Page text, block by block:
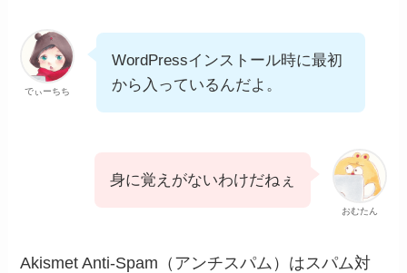
でぃーちち
WordPressインストール時に最初
から入っているんだよ。
おむたん
身に覚えがないわけだねぇ
Akismet Anti-Spam（アンチスパム）はスパム対